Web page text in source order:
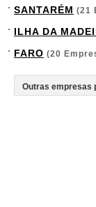
SANTARÉM (21
ILHA DA
FARO (20